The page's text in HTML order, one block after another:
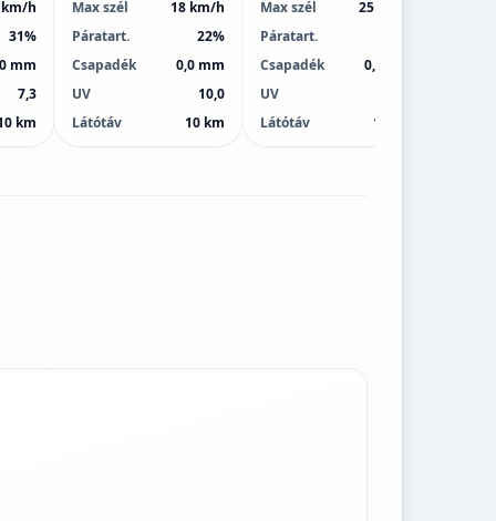
km/h
31%
mm
7,3
km
Max szél
18 km/h
Páratart.
22%
Csapadék
0,0 mm
UV
10,0
Látótáv
10 km
Max szél
25 km/h
Páratart.
Csapadék
0,0 mm
UV
Látótáv
10 km